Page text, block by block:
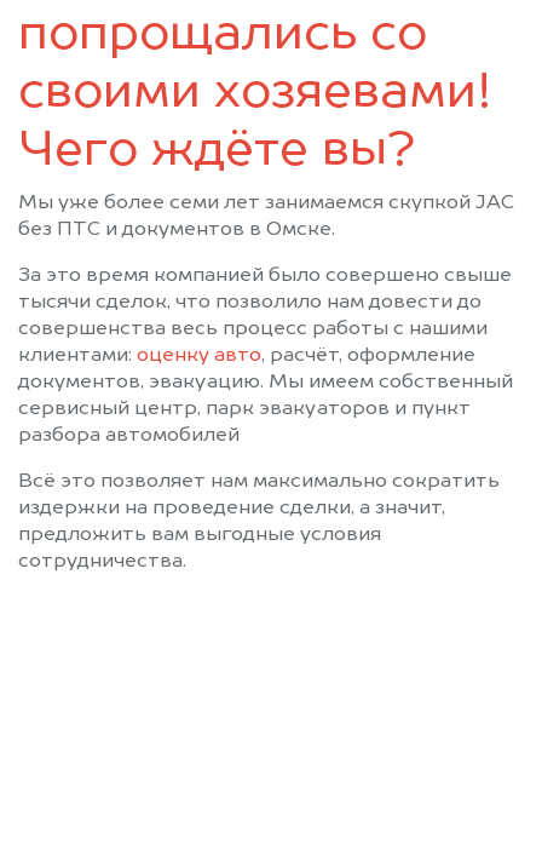
попрощались со
своими хозяевами!
Чего ждёте вы?
Мы уже более семи лет занимаемся скупкой JAC
без ПТС и документов в Омске.
За это время компанией было совершено свыше
тысячи сделок, что позволило нам довести до
совершенства весь процесс работы с нашими
клиентами: оценку авто, расчёт, оформление
документов, эвакуацию. Мы имеем собственный
сервисный центр, парк эвакуаторов и пункт
разбора автомобилей
Всё это позволяет нам максимально сократить
издержки на проведение сделки, а значит,
предложить вам выгодные условия
сотрудничества.